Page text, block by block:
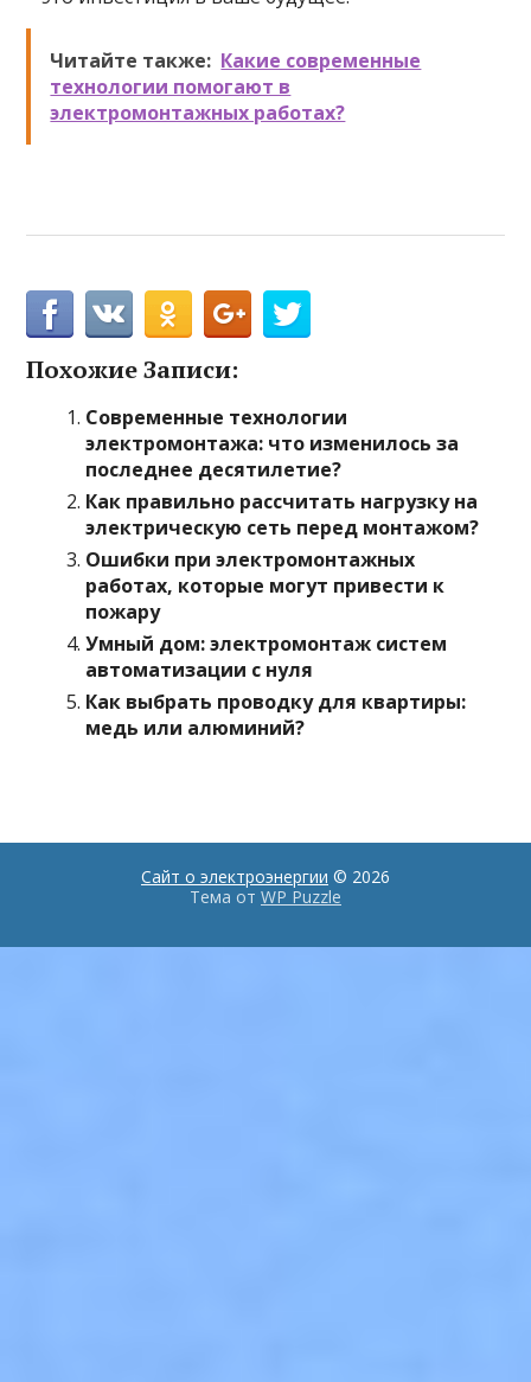
Читайте также: Какие современные
технологии помогают в
электромонтажных работах?
Похожие Записи:
Современные технологии
электромонтажа: что изменилось за
последнее десятилетие?
Как правильно рассчитать нагрузку на
электрическую сеть перед монтажом?
Ошибки при электромонтажных
работах, которые могут привести к
пожару
Умный дом: электромонтаж систем
автоматизации с нуля
Как выбрать проводку для квартиры:
медь или алюминий?
Сайт о электроэнергии © 2026
Тема от WP Puzzle